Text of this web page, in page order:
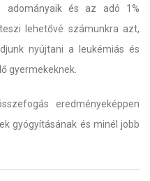
adományaik és az adó 1%
lehetővé számunkra azt,
nyújtani a leukémiás és
gyermekeknek.
eredményeképpen
gyógyításának és minél jobb